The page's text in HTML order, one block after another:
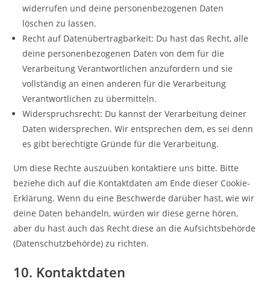
widerrufen und deine personenbezogenen Daten
löschen zu lassen.
Recht auf Datenübertragbarkeit: Du hast das Recht, alle
deine personenbezogenen Daten von dem für die
Verarbeitung Verantwortlichen anzufordern und sie
vollständig an einen anderen für die Verarbeitung
Verantwortlichen zu übermitteln.
Widerspruchsrecht: Du kannst der Verarbeitung deiner
Daten widersprechen. Wir entsprechen dem, es sei denn
es gibt berechtigte Gründe für die Verarbeitung.
Um diese Rechte auszuüben kontaktiere uns bitte. Bitte
beziehe dich auf die Kontaktdaten am Ende dieser Cookie-
Erklärung. Wenn du eine Beschwerde darüber hast, wie wir
deine Daten behandeln, würden wir diese gerne hören,
aber du hast auch das Recht diese an die Aufsichtsbehörde
(Datenschutzbehörde) zu richten.
10. Kontaktdaten